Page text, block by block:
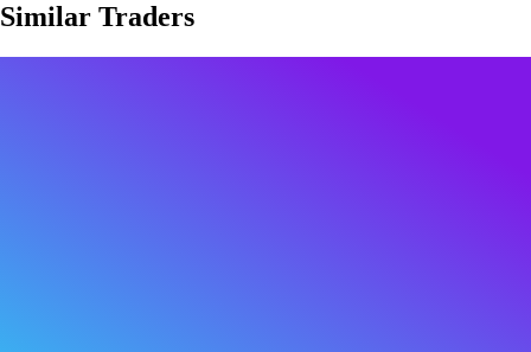
Similar Traders